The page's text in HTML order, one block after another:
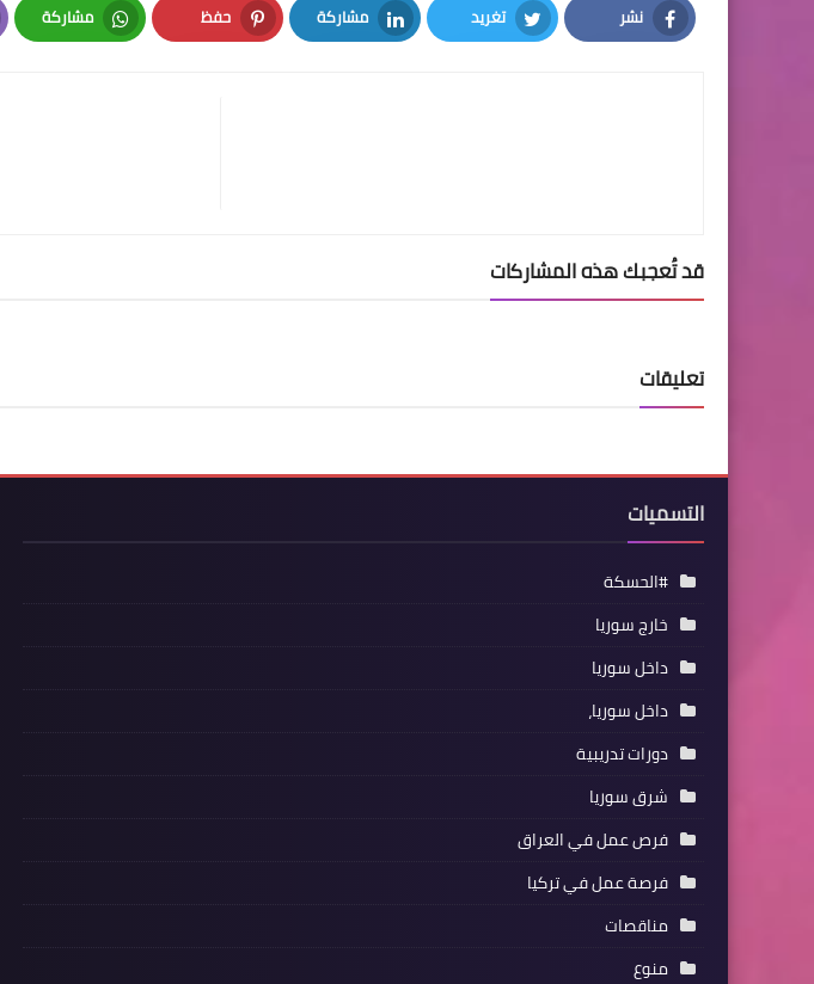
نشر
Facebook
تغريد
Twitter
مشاركة
LinkedIn
حفظ
Pinterest
مشاركة
Whatsapp
قد تُعجبك هذه المشاركات
تعليقات
التسميات
#الحسكة
خارج سوريا
داخل سوريا
داخل سوريا،
دورات تدريبية
شرق سوريا
فرص عمل في العراق
فرصة عمل في تركيا
مناقصات
منوع